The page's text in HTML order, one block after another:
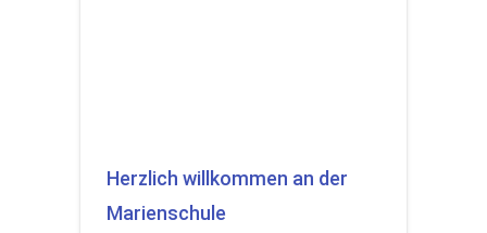
Herzlich willkommen an der
Marienschule